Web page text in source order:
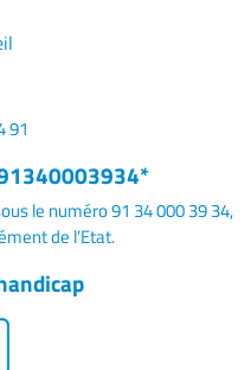
91
le numéro 91 34 000 39 34,
de l’Etat.